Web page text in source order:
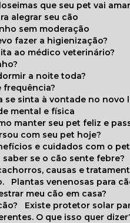
que seu pet vai amar
alegrar seu cão
sem moderação
fazer a higienização?
ao médico veterinário?
a noite toda?
frequência?
se sinta à vontade no novo
mental e física
manter seu pet feliz e
com seu pet hoje?
e cuidados com o
saber se o cão sente febre?
causas e
Plantas venenosas para
meu cão em casa?
Existe protetor solar
O que isso quer